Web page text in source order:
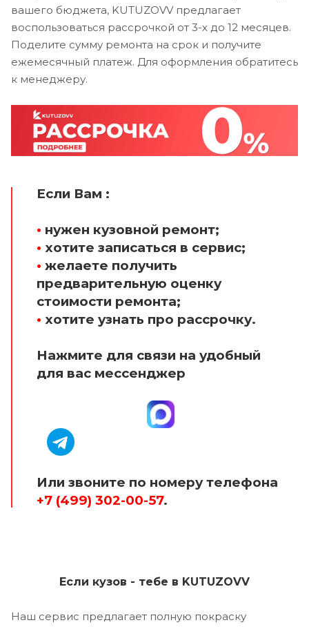
вашего бюджета, KUTUZOVV предлагает
воспользоваться рассрочкой от 3-х до 12 месяцев.
Поделите сумму ремонта на срок и получите
ежемесячный платеж. Для оформления обратитесь
к менеджеру.
Если Вам :
• нужен кузовной ремонт;
• хотите записаться в сервис;
• желаете получить
предварительную оценку
стоимости ремонта;
• хотите узнать про рассрочку.
Нажмите для связи на удобный
для вас мессенджер
Или звоните по номеру телефона
+7 (499) 302-00-57.
Если кузов - тебе в KUTUZOVV
Наш сервис предлагает полную покраску